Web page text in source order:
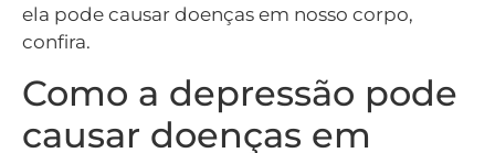
ela pode causar doenças em nosso corpo,
confira.
Como a depressão pode
causar doenças em